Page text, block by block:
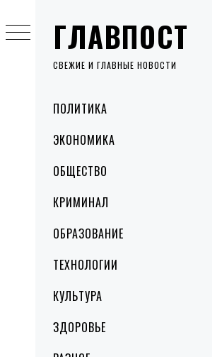
ГЛАВПОСТ
СВЕЖИЕ И ГЛАВНЫЕ НОВОСТИ
MenuПОЛИТИКА
ЭКОНОМИКА
ОБЩЕСТВО
КРИМИНАЛ
ОБРАЗОВАНИЕ
ТЕХНОЛОГИИ
КУЛЬТУРА
ЗДОРОВЬЕ
to
content